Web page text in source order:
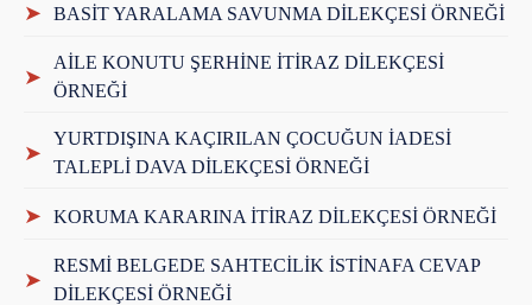
➤ BASİT YARALAMA SAVUNMA DİLEKÇESİ ÖRNEĞİ
➤
AİLE KONUTU ŞERHİNE İTİRAZ DİLEKÇESİ
ÖRNEĞİ
➤
YURTDIŞINA KAÇIRILAN ÇOCUĞUN İADESİ
TALEPLİ DAVA DİLEKÇESİ ÖRNEĞİ
➤ KORUMA KARARINA İTİRAZ DİLEKÇESİ ÖRNEĞİ
➤
RESMİ BELGEDE SAHTECİLİK İSTİNAFA CEVAP
DİLEKÇESİ ÖRNEĞİ